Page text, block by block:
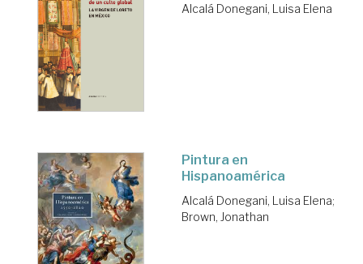
Alcalá Donegani, Luisa Elena
Pintura en
Hispanoamérica
Alcalá Donegani, Luisa Elena;
Brown, Jonathan